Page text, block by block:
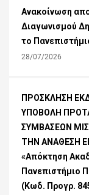
Ανακοίνωση
Διαγωνισμού
το
28/07/2026
ΠΡΟΣΚΛΗΣΗ
ΥΠΟΒΟΛΗ
ΣΥΜΒΑΣΕΩΝ
ΤΗΝ ΑΝΑΘΕΣΗ
«Απόκτηση
Πανεπιστήμιο
(Κωδ. Προγρ.